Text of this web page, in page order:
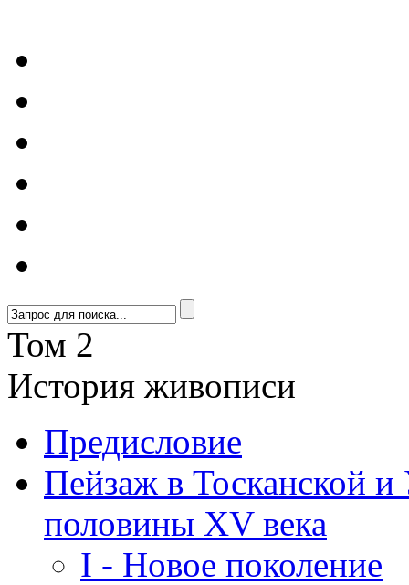
Том 2
История живописи
Предисловие
Пейзаж в Тосканской
половины XV века
I - Новое поколение